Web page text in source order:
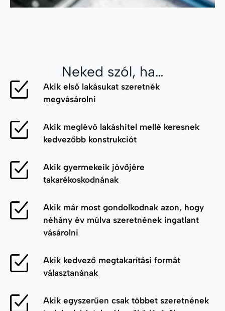
Neked szól, ha…
Akik első lakásukat szeretnék
megvásárolni
Akik meglévő lakáshitel mellé keresnek
kedvezőbb konstrukciót
Akik gyermekeik jövőjére
takarékoskodnának
Akik már most gondolkodnak azon, hogy
néhány év múlva szeretnének ingatlant
vásárolni
Akik kedvező megtakarítási formát
választanának
Akik egyszerűen csak többet szeretnének